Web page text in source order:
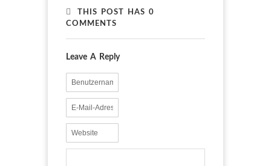
THIS POST HAS 0
COMMENTS
Leave A Reply